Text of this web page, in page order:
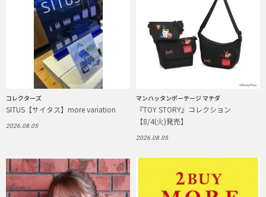
コレクターズ
SITUS【サイタス】more variation
2026.08.05
マンハッタンポーテージ マチダ
『TOY STORY』コレクション
【8/4(火)発売】
2026.08.05